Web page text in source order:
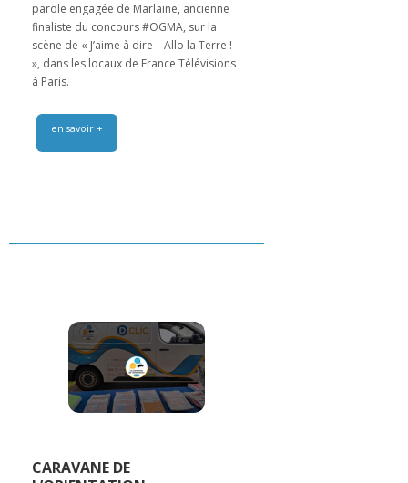
parole engagée de Marlaine, ancienne
finaliste du concours #OGMA, sur la
scène de « J’aime à dire – Allo la Terre !
», dans les locaux de France Télévisions
à Paris.
en savoir +
CARAVANE DE